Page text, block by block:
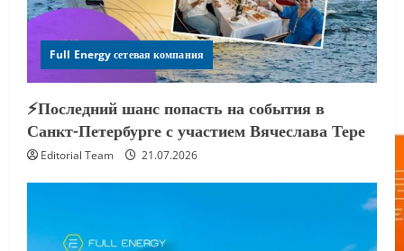
Full Energy сетевая компания
⚡️Последний шанс попасть на события в
Санкт-Петербурге с участием Вячеслава Тере
Editorial Team 21.07.2026